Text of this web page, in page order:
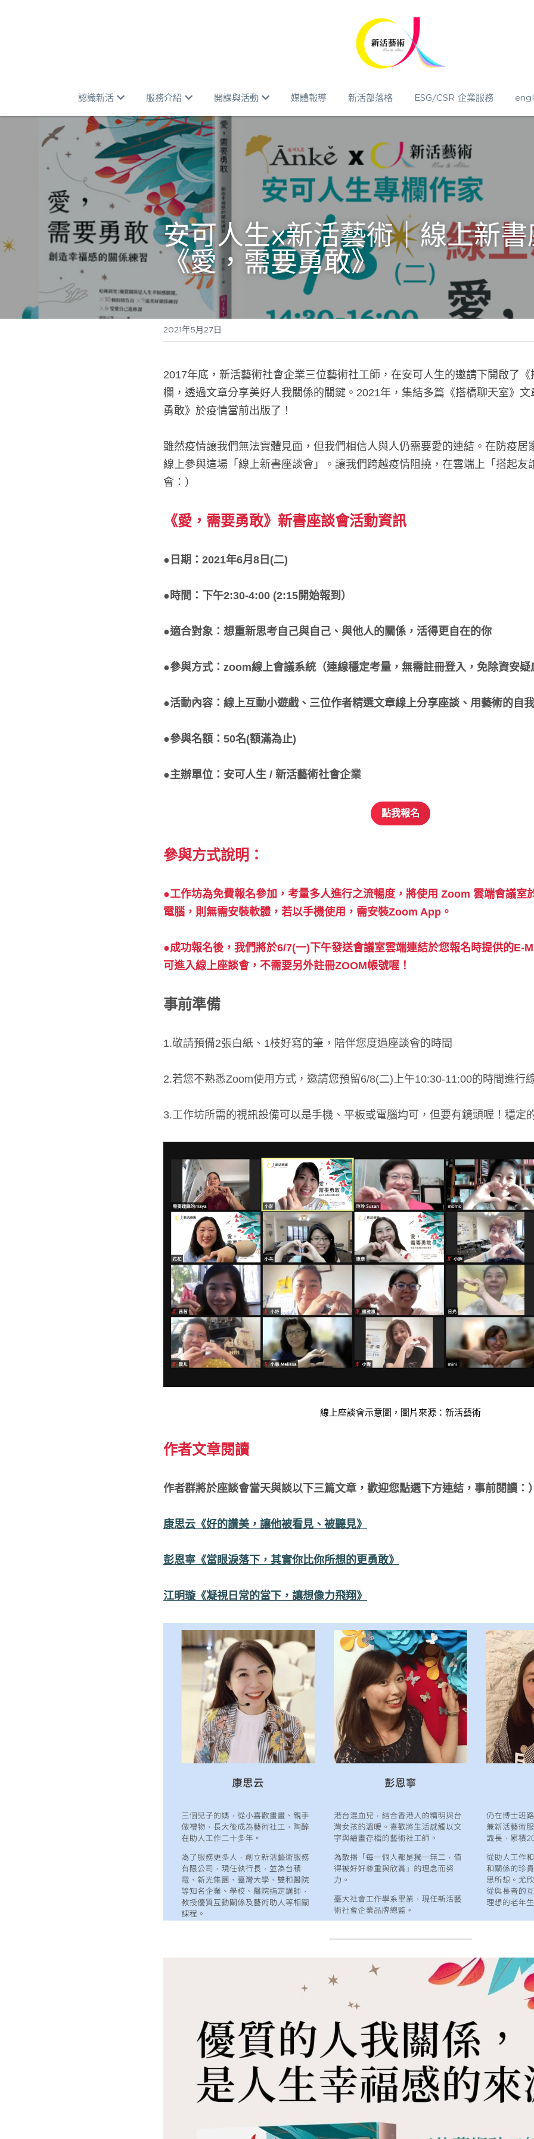
認識新活 服務介紹 開課與活動 媒體報導 新活部落格 ESG/CSR 企業服務
安可人生x新活藝術｜線上新書
《愛，需要勇敢》
2021年5月27日
2017年底，新活藝術社會企業三位藝術社工師，在安可人生的邀請下開啟了
欄，透過文章分享美好人我關係的關鍵。2021年，集結多篇《搭橋聊天室》
勇敢》於疫情當前出版了！
雖然疫情讓我們無法實體見面，但我們相信人與人仍需要愛的連結。在防疫居
線上參與這場「線上新書座談會」。讓我們跨越疫情阻撓，在雲端上「搭起友
會：）
《愛，需要勇敢》新書座談會活動資訊
●日期：2021年6月8日(二)
●時間：下午2:30-4:00 (2:15開始報到）
●適合對象：想重新思考自己與自己、與他人的關係，活得更自在的你
●參與方式：zoom線上會議系統（連線穩定考量，無需註冊登入，免除資安疑
●活動內容：線上互動小遊戲、三位作者精選文章線上分享座談、用藝術的自
●參與名額：50名(額滿為止)
●主辦單位：安可人生 / 新活藝術社會企業
點我報名
參與方式說明：
●工作坊為免費報名參加，考量多人進行之流暢度，將使用 Zoom 雲端會議室
電腦，則無需安裝軟體，若以手機使用，需安裝Zoom App。
●成功報名後，我們將於6/7(一)下午發送會議室雲端連結於您報名時提供的E-
可進入線上座談會，不需要另外註冊ZOOM帳號喔！
事前準備
1.敬請預備2張白紙、1枝好寫的筆，陪伴您度過座談會的時間
2.若您不熟悉Zoom使用方式，邀請您預留6/8(二)上午10:30-11:00的時間進行
3.工作坊所需的視訊設備可以是手機、平板或電腦均可，但要有鏡頭喔！穩定
線上座談會示意圖，圖片來源：新活藝術
作者文章閱讀
作者群將於座談會當天與談以下三篇文章，歡迎您點選下方連結，事前閱讀：
康思云《好的讚美，讓他被看見、被聽見》
彭恩寧《當眼淚落下，其實你比你所想的更勇敢》
江明璇《凝視日常的當下，讓想像力飛翔》